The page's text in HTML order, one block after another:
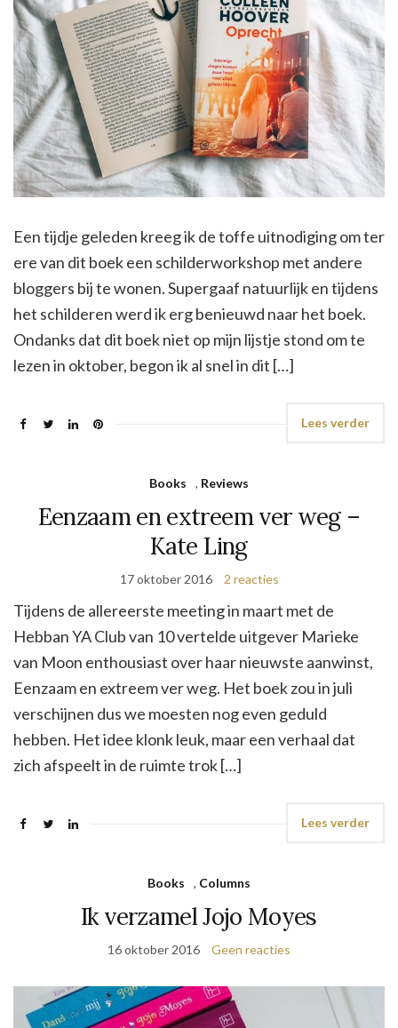
Een tijdje geleden kreeg ik de toffe uitnodiging om ter
ere van dit boek een schilderworkshop met andere
bloggers bij te wonen. Supergaaf natuurlijk en tijdens
het schilderen werd ik erg benieuwd naar het boek.
Ondanks dat dit boek niet op mijn lijstje stond om te
lezen in oktober, begon ik al snel in dit […]
Lees verder
Books , Reviews
Eenzaam en extreem ver weg –
Kate Ling
17 oktober 2016 2 reacties
Tijdens de allereerste meeting in maart met de
Hebban YA Club van 10 vertelde uitgever Marieke
van Moon enthousiast over haar nieuwste aanwinst,
Eenzaam en extreem ver weg. Het boek zou in juli
verschijnen dus we moesten nog even geduld
hebben. Het idee klonk leuk, maar een verhaal dat
zich afspeelt in de ruimte trok […]
Lees verder
Books , Columns
Ik verzamel Jojo Moyes
16 oktober 2016 Geen reacties